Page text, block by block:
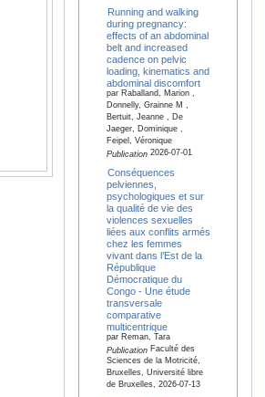
Running and walking
during pregnancy:
effects of an abdominal
belt and increased
cadence on pelvic
loading, kinematics and
abdominal discomfort
par Raballand, Marion ,
Donnelly, Grainne M ,
Bertuit, Jeanne , De
Jaeger, Dominique ,
Feipel, Véronique
Publication2026-07-01
Conséquences
pelviennes,
psychologiques et sur
la qualité de vie des
violences sexuelles
liées aux conflits armés
chez les femmes
vivant dans l’Est de la
République
Démocratique du
Congo - Une étude
transversale
comparative
multicentrique
par Reman, Tara
PublicationFaculté des
Sciences de la Motricité,
Bruxelles, Université libre
de Bruxelles, 2026-07-13